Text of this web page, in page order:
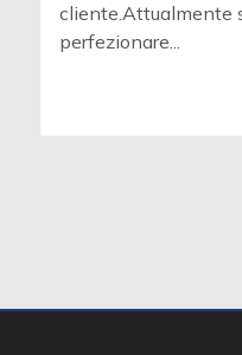
cliente.Attualmente
perfezionare...